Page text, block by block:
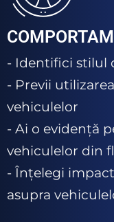
- Identifici stilul
- Previi
vehiculelor
- Ai o evidență
vehiculelor din
- Înțelegi
asupra